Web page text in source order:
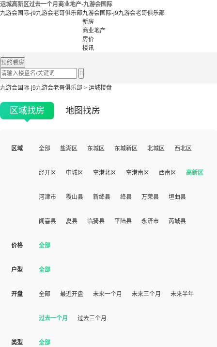
运城高新区过去一个月商业地产-九游会国际
九游会国际-j9九游会老哥俱乐部九游会国际-j9九游会老哥俱乐部
新房
商业地产
房价
楼讯
预约看房

九游会国际-j9九游会老哥俱乐部 > 运城楼盘
区域找房 地图找房
区域 全部 盐湖区 东城区 东城新区 北城区 西北区
经开区 中城区 空港北区 空港南区 西南区 高新区
河津市 稷山县 新绛县 绛县 万荣县 垣曲县
闻喜县 夏县 临猗县 平陆县 永济市 芮城县
价格 全部
户型 全部
开盘 全部 最近开盘 未来一个月 未来三个月 未来半年
过去一个月 过去三个月
类型 全部